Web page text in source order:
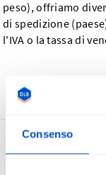
Consenso
peso), offriamo
di spedizione
l'IVA o la tassa di
Ritorna
4.7